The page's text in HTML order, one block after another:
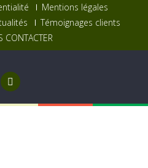
Mentions légales
Témoignages clients
CONTACTER